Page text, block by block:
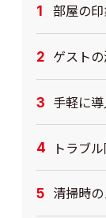
部屋の
ゲスト
手軽に
トラブ
清掃時